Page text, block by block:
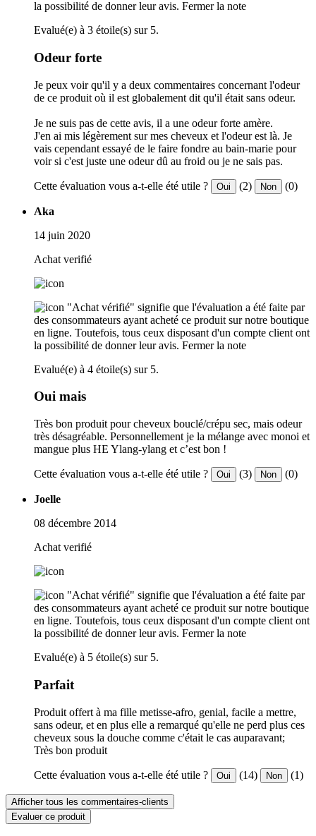
la possibilité de donner leur avis. Fermer la note
Evalué(e) à 3 étoile(s) sur 5.
Odeur forte
Je peux voir qu'il y a deux commentaires concernant l'odeur
de ce produit où il est globalement dit qu'il était sans odeur.
Je ne suis pas de cette avis, il a une odeur forte amère.
J'en ai mis légèrement sur mes cheveux et l'odeur est là. Je
vais cependant essayé de le faire fondre au bain-marie pour
voir si c'est juste une odeur dû au froid ou je ne sais pas.
Cette évaluation vous a-t-elle été utile ? Oui (2) Non (0)
Aka
14 juin 2020
Achat verifié
"Achat vérifié" signifie que l'évaluation a été faite par
des consommateurs ayant acheté ce produit sur notre boutique
en ligne. Toutefois, tous ceux disposant d'un compte client ont
la possibilité de donner leur avis. Fermer la note
Evalué(e) à 4 étoile(s) sur 5.
Oui mais
Très bon produit pour cheveux bouclé/crépu sec, mais odeur
très désagréable. Personnellement je la mélange avec monoi et
mangue plus HE Ylang-ylang et c’est bon !
Cette évaluation vous a-t-elle été utile ? Oui (3) Non (0)
Joelle
08 décembre 2014
Achat verifié
"Achat vérifié" signifie que l'évaluation a été faite par
des consommateurs ayant acheté ce produit sur notre boutique
en ligne. Toutefois, tous ceux disposant d'un compte client ont
la possibilité de donner leur avis. Fermer la note
Evalué(e) à 5 étoile(s) sur 5.
Parfait
Produit offert à ma fille metisse-afro, genial, facile a mettre,
sans odeur, et en plus elle a remarqué qu'elle ne perd plus ces
cheveux sous la douche comme c'était le cas auparavant;
Très bon produit
Cette évaluation vous a-t-elle été utile ? Oui (14) Non (1)
Afficher tous les commentaires-clients
Evaluer ce produit